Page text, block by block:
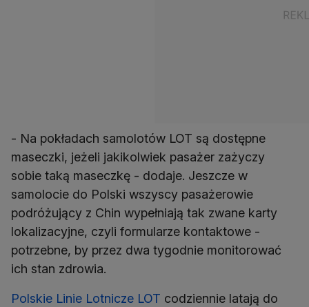
- Na pokładach samolotów LOT są dostępne
maseczki, jeżeli jakikolwiek pasażer zażyczy
sobie taką maseczkę - dodaje. Jeszcze w
samolocie do Polski wszyscy pasażerowie
podróżujący z Chin wypełniają tak zwane karty
lokalizacyjne, czyli formularze kontaktowe -
potrzebne, by przez dwa tygodnie monitorować
ich stan zdrowia.
Polskie Linie Lotnicze LOT codziennie latają do